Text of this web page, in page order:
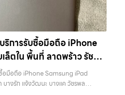
ม, วังหิน อย่างเต็มที่ ไม่ว่าคุณจะค้นหาคำ
ทรศัพท์มือสองกรุงเทพ”, “ขาย iPad ได้
งที่”, หรือ “รับซื้อ Samsung มือสอง
การของเรามุ่งตรงให้คุณได้รับราคาและ
กเราแล้วคุณจะได้บริการที่คุณไว้วางใจ
สะดวก นัดรับถึงที่ ตรวจสภาพอย่างมือ
พื่อให้การขายอุปกรณ์ของคุณเป็นเรื่อง
ากว่า ทำไมต้องเลือกเรา ผู้เชี่ยวชาญด้าน
Samsung, ไอแพด แท็บเล็ตทุกยี่ห้อ ใน
ริการ รับซื้อ มือถือ iPhone, Samsung,
ง พร้อมจ่ายเงินทันที ครอบคลุมพื้นที่
ะ, บางแค, วัชรพล, รามอินทรา และเขต
ยุคที่สมาร์ทโฟน แท็บเล็ต และอุปกรณ์ไอที
า อุปกรณ์ที่คุณใช้แล้วอาจกลายเป็นของ
เราจึงเกิดขึ้นเพื่อเป็นทางเลือกให้คุณ
ถือ, รับซื้อโทรศัพท์, รับซื้อโน๊ตบุ๊ค, รับซื้อ
หานคร อย่างครบวงจร ไม่ว่าคุณจะอยู่
ริการรับซื้อมือถือ iPhone
ตใน พื้นที่ ลาดพร้าว รัชดา
ค วัชรพล รามอินทรา
อมือถือ iPhone Samsung iPad
บางรัก แจ้งวัฒนะ บางแค วัชรพล